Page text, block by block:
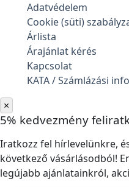
Adatvédelem
Cookie (süti)
Árlista
Árajánlat kérés
Kapcsolat
KATA / Számlázási
×
5% kedvezmény
Iratkozz fel hírlevelünkre,
következő vásárlásodból!
legújabb ajánlatainkról,